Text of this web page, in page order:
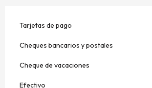
Tarjetas de pago
Cheques bancarios y postales
Cheque de vacaciones
Efectivo